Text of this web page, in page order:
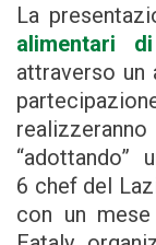
La
alimentari
attraverso un
6 chef del
con un